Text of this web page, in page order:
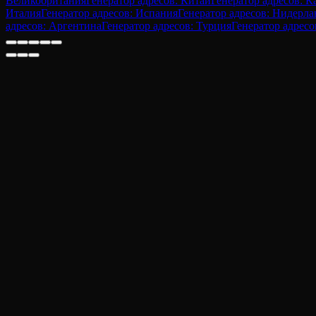
ИталияГенератор адресов: ИспанияГенератор адресов:
адресов: АргентинаГенератор адресов: ТурцияГенератор